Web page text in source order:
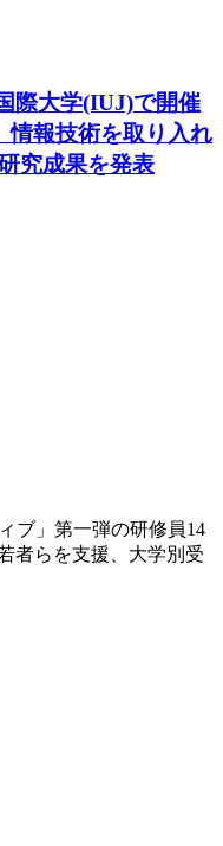
際大学(IUJ)で開催
情報技術を取り入れ
究成果を発表
ブ」第一弾の研修員14
らを支援、大学別受